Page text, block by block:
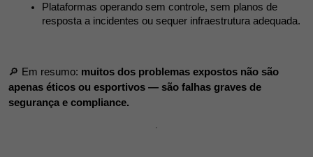
Plataformas operando sem controle, sem planos de
resposta a incidentes ou sequer infraestrutura adequada.
🔎 Em resumo: muitos dos problemas expostos não são
apenas éticos ou esportivos — são falhas graves de
segurança e compliance.